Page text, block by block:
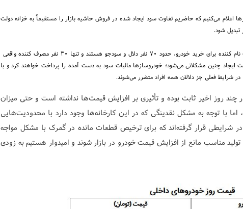
اعلام می‌کنیم که حاضریم تفاوت سود ایجاد شده در فروش حاشیه بازار را مستقیماً به خزانه دولت
تبدیل شود.
او افزود: متصوریم که در شرایط فعلی از هر ۱۰۰ نفر ثبت نام کننده برای خرید خودرو، حدود ۷۰ نفر دلال و سودجو هستند و تنها ۳۰ نفر مصرف کننده واقعی
ایجاد چنین مشکلاتی می‌شود؛ خودروساز‌ها مالیات سود به دست آمده را پرداخت خواهند کرد و با
شرایط فعلی جز دلالان همه افراد متضرر می‌شوند.
روز اخیر ثابت بوده و تأثیری بر افزایش قیمت‌ها نداشته است و حتی میزان
با توجه به مشکل نقدینگی که در این کارخانه‌ها وجود دارد با محدودیت‌هایی
شرایطی قرار گرفته‌اند که برای ترخیص قطعات مانده در گمرک با مشکل مواجه
مناسب مانع از افزایش قیمت خودرو در بازار شوند و امیدوار هستیم به زودی